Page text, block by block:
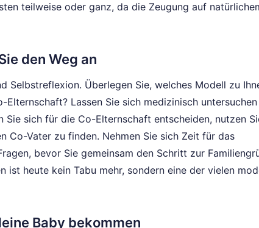
teilweise oder ganz, da die Zeugung auf
den Weg an
Selbstreflexion. Überlegen Sie, welches Modell zu
Lassen Sie sich medizinisch
Sie sich für die Co-Elternschaft entscheiden, nutzen
Co-Vater zu finden. Nehmen Sie sich Zeit für das
bevor Sie gemeinsam den Schritt zur
ist heute kein Tabu mehr, sondern eine der vielen
Baby bekommen